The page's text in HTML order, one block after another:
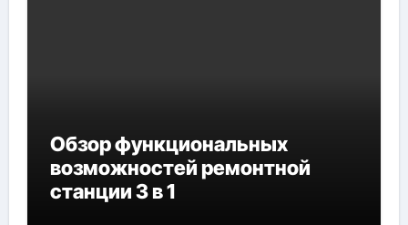
Обзор функциональных
возможностей ремонтной
станции 3 в 1